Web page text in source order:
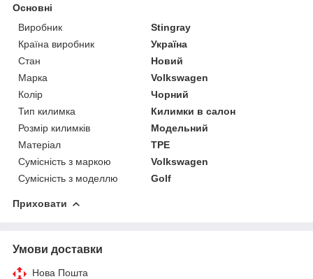
Основні
Виробник
Stingray
Країна виробник
Україна
Стан
Новий
Марка
Volkswagen
Колір
Чорний
Тип килимка
Килимки в салон
Розмір килимків
Модельний
Матеріал
TPE
Сумісність з маркою
Volkswagen
Сумісність з моделлю
Golf
Приховати
Умови доставки
Нова Пошта